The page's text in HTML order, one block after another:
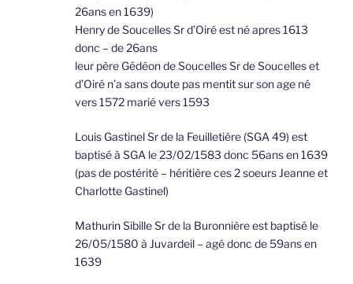
26ans en 1639)
Henry de Soucelles Sr d’Oiré est né apres 1613
donc – de 26ans
leur père Gédéon de Soucelles Sr de Soucelles et
d’Oiré n’a sans doute pas mentit sur son age né
vers 1572 marié vers 1593
Louis Gastinel Sr de la Feuilletière (SGA 49) est
baptisé à SGA le 23/02/1583 donc 56ans en 1639
(pas de postérité – héritière ces 2 soeurs Jeanne et
Charlotte Gastinel)
Mathurin Sibille Sr de la Buronnière est baptisé le
26/05/1580 à Juvardeil – agé donc de 59ans en
1639